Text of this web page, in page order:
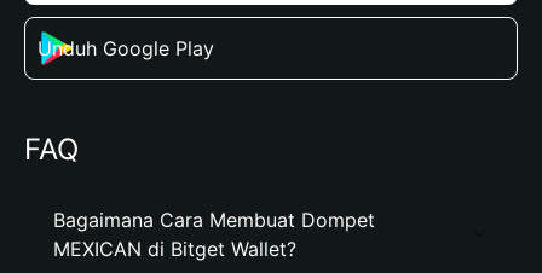
Unduh Google Play
FAQ
Bagaimana Cara Membuat Dompet
MEXICAN di Bitget Wallet?